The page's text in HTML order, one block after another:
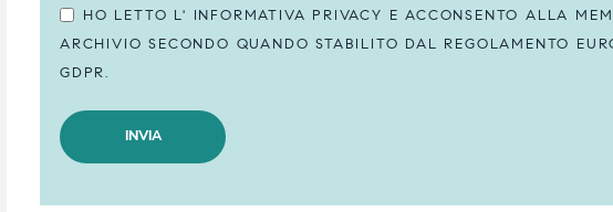
HO LETTO L' INFORMATIVA PRIVACY E ACCONSENTO ALLA
ARCHIVIO SECONDO QUANDO STABILITO DAL REGOLAMENTO
GDPR.